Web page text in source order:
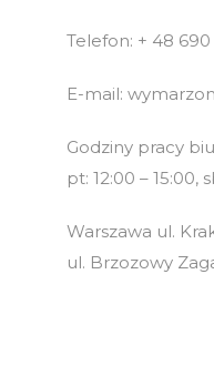
Telefon: + 48
E-mail:
Godziny pracy
pt: 12:00 – 15:00,
Warszawa ul.
ul. Brzozowy